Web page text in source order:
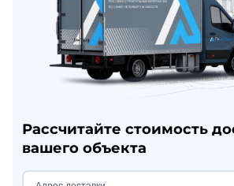
Рассчитайте стоимость
вашего объекта